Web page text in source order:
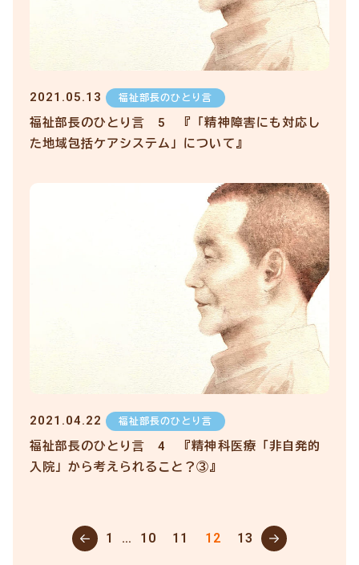
2021.05.13 福祉部長のひとり言
福祉部長のひとり言 5 『「精神障害にも対応し
た地域包括ケアシステム」について』
2021.04.22 福祉部長のひとり言
福祉部長のひとり言 4 『精神科医療「非自発的
入院」から考えられること？③』
1 … 10 11 12 13